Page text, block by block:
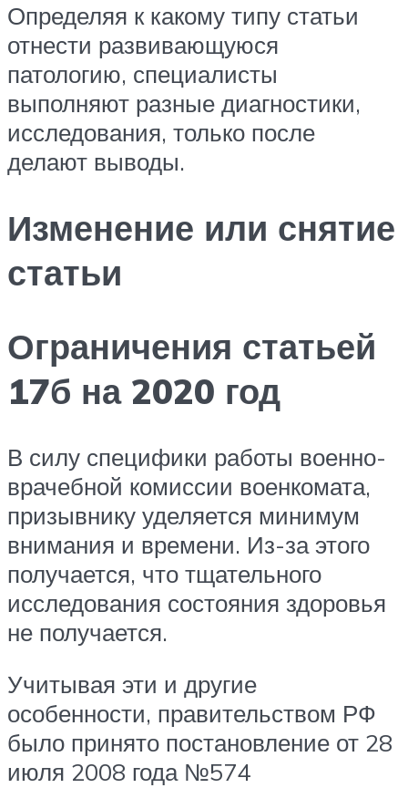
Определяя к какому типу статьи
отнести развивающуюся
патологию, специалисты
выполняют разные диагностики,
исследования, только после
делают выводы.
Изменение или снятие
статьи
Ограничения статьей
17б на 2020 год
В силу специфики работы военно-
врачебной комиссии военкомата,
призывнику уделяется минимум
внимания и времени. Из-за этого
получается, что тщательного
исследования состояния здоровья
не получается.
Учитывая эти и другие
особенности, правительством РФ
было принято постановление от 28
июля 2008 года №574